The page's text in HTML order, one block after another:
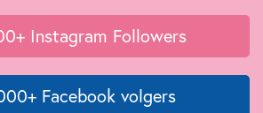
Instagram Followers
Facebook volgers